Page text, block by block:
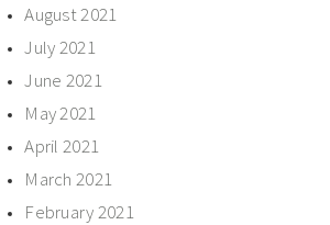
August 2021
July 2021
June 2021
May 2021
April 2021
March 2021
February 2021